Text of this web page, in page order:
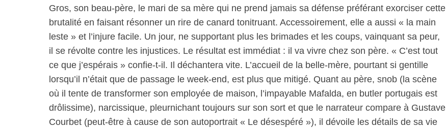
Gros, son beau-père, le mari de sa mère qui ne prend jamais sa défense préférant exorciser cette
brutalité en faisant résonner un rire de canard tonitruant. Accessoirement, elle a aussi « la main
leste » et l’injure facile. Un jour, ne supportant plus les brimades et les coups, vainquant sa peur,
il se révolte contre les injustices. Le résultat est immédiat : il va vivre chez son père. « C’est tout
ce que j’espérais » confie-t-il. Il déchantera vite. L’accueil de la belle-mère, pourtant si gentille
lorsqu’il n’était que de passage le week-end, est plus que mitigé. Quant au père, snob (la scène
où il tente de transformer son employée de maison, l’impayable Mafalda, en butler portugais est
drôlissime), narcissique, pleurnichant toujours sur son sort et que le narrateur compare à Gustave
Courbet (peut-être à cause de son autoportrait « Le désespéré »), il dévoile les détails de sa vie